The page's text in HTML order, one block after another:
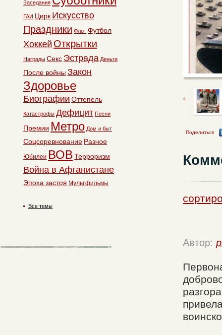
Поделиться
Автор:
Заседания
ГАИ Цирк Искусство
Праздники Флот Футбол
Хоккей Открытки
Награды Секс Эстрада Деньги
После войны Закон
Здоровье
Биографии Оттепель
Катастрофы Дефицит Песни
Премии Метро Дом и быт
Соцсоревнование Разное
Юбилеи ВОВ Терроризм
Война в Афганистане
Эпоха застоя Мультфильмы
Все темы